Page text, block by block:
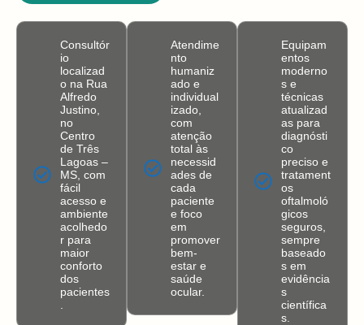
Consultór
io
localizad
o na Rua
Alfredo
Justino,
no
Centro
de Três
Lagoas –
MS, com
fácil
acesso e
ambiente
acolhedo
r para
maior
conforto
dos
pacientes
Atendime
nto
humaniz
ado e
individual
izado,
com
atenção
total às
necessid
ades de
cada
paciente
e foco
em
promover
bem-
estar e
saúde
ocular.
Equipam
entos
moderno
s e
técnicas
atualizad
as para
diagnósti
co
preciso e
tratament
os
oftalmoló
gicos
seguros,
sempre
baseado
s em
evidência
s
científica
s.